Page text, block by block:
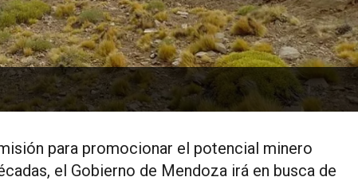
para promocionar el potencial minero
el Gobierno de Mendoza irá en busca de